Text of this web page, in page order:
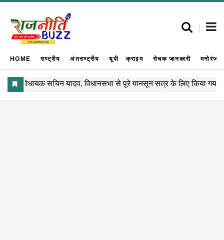
HOME राष्ट्रीय अंतराष्ट्रीय यूपी क्राइम रोचक जानकारी मनोरंजन